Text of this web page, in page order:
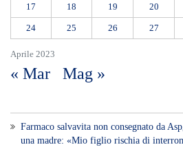
Aprile 2023
17 18 19 20
24 25 26 27
« Mar Mag »
Farmaco salvavita non consegnato da
una madre: «Mio figlio rischia di